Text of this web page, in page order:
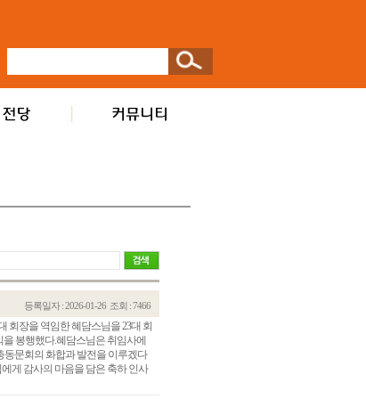
등록일자 : 2026-01-26 조회 : 7466
회장을 역임한 혜담스님을 23대 회
봉행했다.혜담스님은 취임사에
동문회의 화합과 발전을 이루겠다
게 감사의 마음을 담은 축하 인사